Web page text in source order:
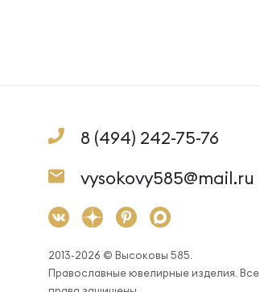
8 (494) 242-75-76
vysokovy585@mail.ru
2013-2026 © Высоковы 585.
Православные ювелирные изделия. Все